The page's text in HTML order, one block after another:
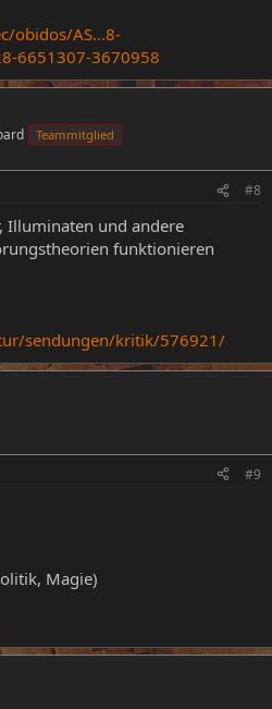
obidos/AS...8-
6651307-3670958
Teammitglied
#8
Illuminaten und andere
funktionieren
sendungen/kritik/576921/
#9
Magie)